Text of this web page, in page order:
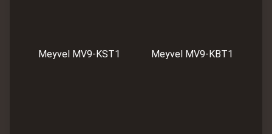
Meyvel MV9-KST1 Meyvel MV9-KBT1